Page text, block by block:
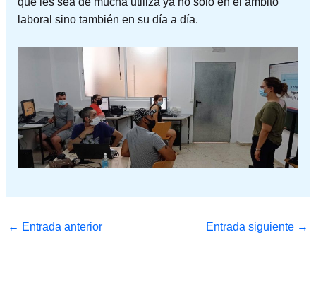
laboral sino también en su día a día.
← Entrada anterior Entrada siguiente →